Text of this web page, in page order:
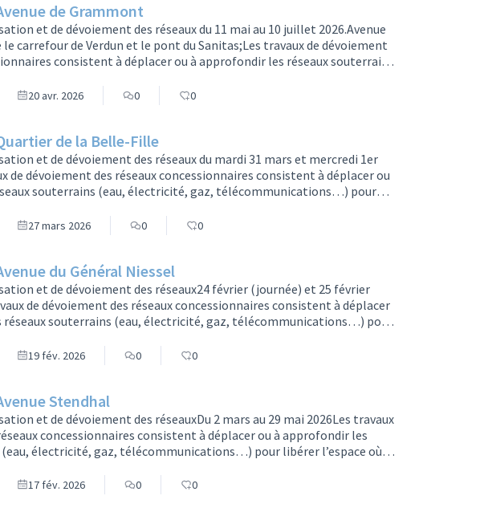
de Grammont
et de dévoiement des réseaux du 11 mai au 10 juillet 2026.Avenue
carrefour de Verdun et le pont du Sanitas;Les travaux de dévoiement
consistent à déplacer ou à approfondir les réseaux souterrains
ligne 2 de tramway. Les réseaux seront modernisés à cette
mai 2026 : Les contre-allées Est et Ou…
20 avr. 2026 0 0
de la Belle-Fille
et de dévoiement des réseaux du mardi 31 mars et mercredi 1er
de dévoiement des réseaux concessionnaires consistent à déplacer ou
souterrains (eau, électricité, gaz, télécommunications…) pour
occasion.Travaux sur le réseau de chaleur urbainDans le cadre des
des réseaux préalables à l…
27 mars 2026 0 0
du Général Niessel
et de dévoiement des réseaux24 février (journée) et 25 février
de dévoiement des réseaux concessionnaires consistent à déplacer
réseaux souterrains (eau, électricité, gaz, télécommunications…) pour
cette occasion.Les travaux seront réalisés par secteur pour limiter les
de stationnement et…
19 fév. 2026 0 0
Stendhal
et de dévoiement des réseauxDu 2 mars au 29 mai 2026Les travaux
concessionnaires consistent à déplacer ou à approfondir les
électricité, gaz, télécommunications…) pour libérer l’espace où
seront réalisés par secteur pour limiter les impacts. Des
et des modifications de c…
17 fév. 2026 0 0